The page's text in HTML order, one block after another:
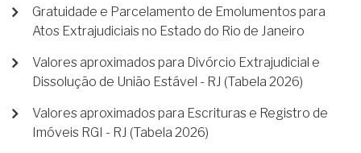
Gratuidade e Parcelamento de Emolumentos para
Atos Extrajudiciais no Estado do Rio de Janeiro
Valores aproximados para Divórcio Extrajudicial e
Dissolução de União Estável - RJ (Tabela 2026)
Valores aproximados para Escrituras e Registro de
Imóveis RGI - RJ (Tabela 2026)